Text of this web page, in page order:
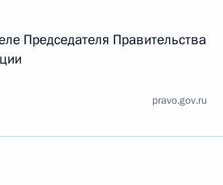
Председателя Правительства
pravo.gov.ru